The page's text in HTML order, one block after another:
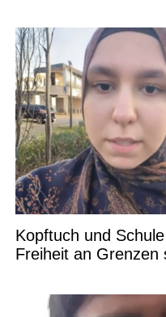
Kopftuch und
Freiheit an Grenzen